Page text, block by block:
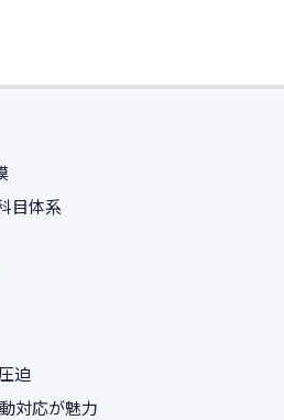
目体系
迫
対応が魅力